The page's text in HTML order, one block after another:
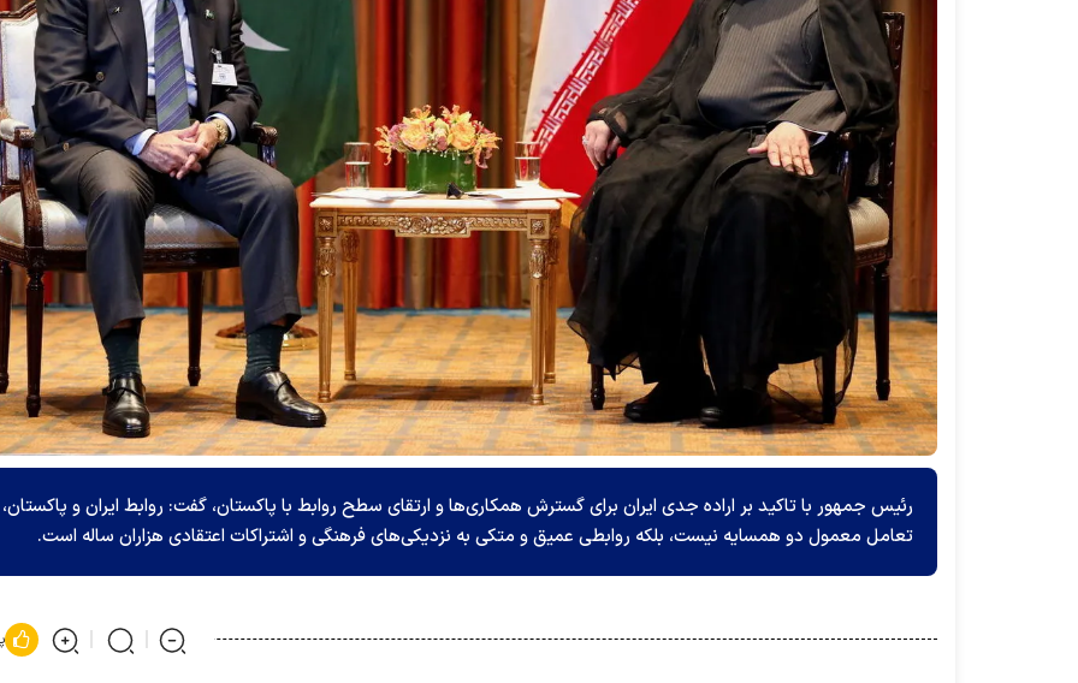
رئیس جمهور با تاکید بر اراده جدی ایران برای گسترش همکاری‌ها و ارتقای سطح روابط با پاکستان، گفت: روابط ایران و پاکستان،
تعامل معمول دو همسایه نیست، بلکه روابطی عمیق و متکی به نزدیکی‌های فرهنگی و اشتراکات اعتقادی هزاران ساله است.